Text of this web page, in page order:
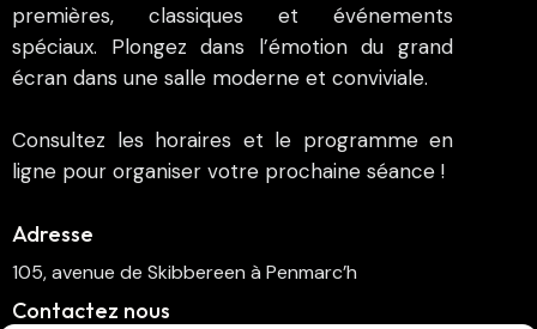
premières, classiques et événements
spéciaux. Plongez dans l’émotion du grand
écran dans une salle moderne et conviviale.
Consultez les horaires et le programme en
ligne pour organiser votre prochaine séance !
Adresse
105, avenue de Skibbereen à Penmarc’h
Contactez nous